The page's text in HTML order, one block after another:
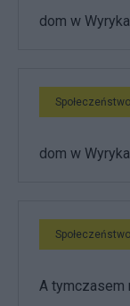
dom w
Społeczeństwo
dom w
Społeczeństwo
A tymczasem